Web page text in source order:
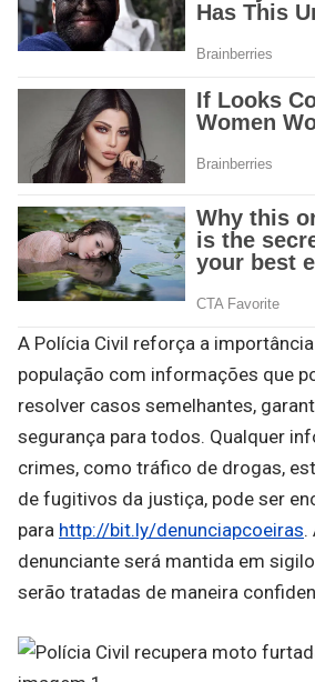
A Polícia Civil reforça a
população com informações que
resolver casos semelhantes,
segurança para todos. Qualquer
crimes, como tráfico de drogas,
de fugitivos da justiça, pode ser
para http://bit.ly/denunciapcoeiras.
denunciante será mantida em
serão tratadas de maneira